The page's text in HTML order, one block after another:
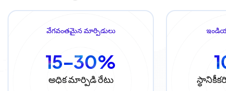
వేగవంతమైన మార్పిడులు
15–30%
అధిక మార్పిడి రేటు